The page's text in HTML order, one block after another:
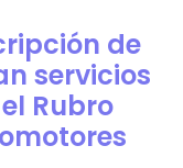
de
servicios
Rubro